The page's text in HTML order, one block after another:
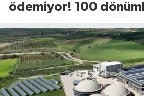
ödemiyor! 100